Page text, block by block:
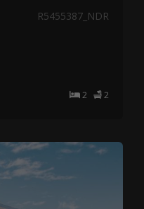
R5455387_NDR
2 2